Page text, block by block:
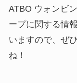
ATBO ウォンビ
ープに関する情
いますので、ぜ
ね！